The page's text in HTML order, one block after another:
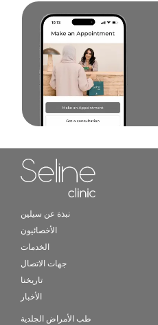
نبذة عن سيلين
الأخصائيون
الخدمات
جهات الاتصال
تاريخنا
الأخبار
طب الأمراض الجلدية